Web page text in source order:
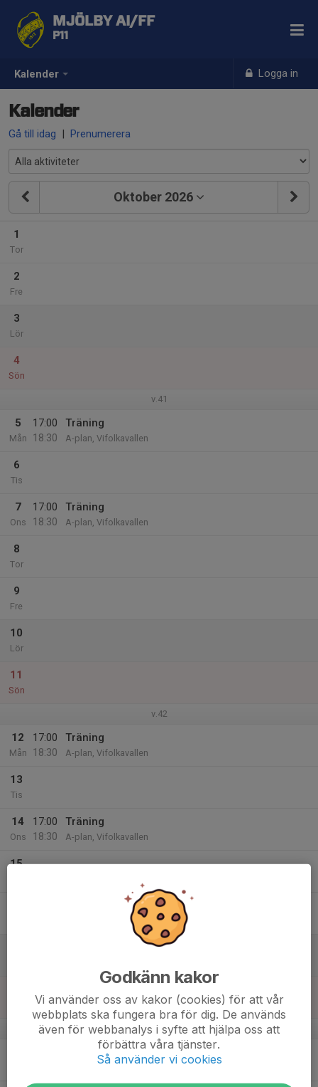
Kalender Logga in
MJÖLBY AI/FF
P11
Kalender
Gå till idag | Prenumerera
Oktober 2026
1
Tor
2
Fre
3
Lör
4
Sön
v.41
5
Mån
17:00
18:30
Träning
A-plan, Vifolkavallen
6
Tis
7
Ons
17:00
18:30
Träning
A-plan, Vifolkavallen
8
Tor
9
Fre
10
Lör
11
Sön
v.42
12
Mån
17:00
18:30
Träning
A-plan, Vifolkavallen
13
Tis
14
Ons
17:00
18:30
Träning
A-plan, Vifolkavallen
15
v.43
Godkänn kakor
Vi använder oss av kakor (cookies) för att vår
webbplats ska fungera bra för dig. De används
även för webbanalys i syfte att hjälpa oss att
förbättra våra tjänster.
Så använder vi cookies